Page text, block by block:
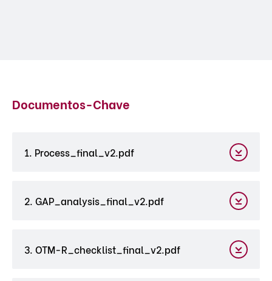
Documentos-Chave
1. Process_final_v2.pdf
2. GAP_analysis_final_v2.pdf
3. OTM-R_checklist_final_v2.pdf